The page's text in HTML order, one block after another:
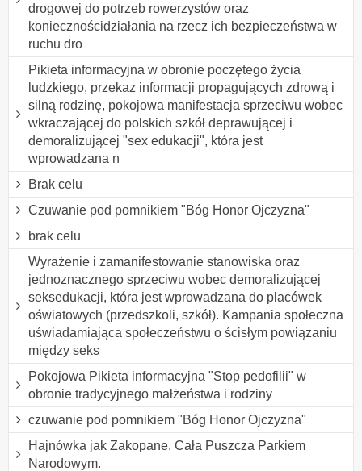
drogowej do potrzeb rowerzystów oraz
koniecznościdziałania na rzecz ich bezpieczeństwa w
ruchu dro
Pikieta informacyjna w obronie poczętego życia
ludzkiego, przekaz informacji propagujących zdrową i
silną rodzinę, pokojowa manifestacja sprzeciwu wobec
wkraczającej do polskich szkół deprawującej i
demoralizującej "sex edukacji", która jest
wprowadzana n
Brak celu
Czuwanie pod pomnikiem "Bóg Honor Ojczyzna"
brak celu
Wyrażenie i zamanifestowanie stanowiska oraz
jednoznacznego sprzeciwu wobec demoralizującej
seksedukacji, która jest wprowadzana do placówek
oświatowych (przedszkoli, szkół). Kampania społeczna
uświadamiająca społeczeństwu o ścisłym powiązaniu
między seks
Pokojowa Pikieta informacyjna "Stop pedofilii" w
obronie tradycyjnego małżeństwa i rodziny
czuwanie pod pomnikiem "Bóg Honor Ojczyzna"
Hajnówka jak Zakopane. Cała Puszcza Parkiem
Narodowym.